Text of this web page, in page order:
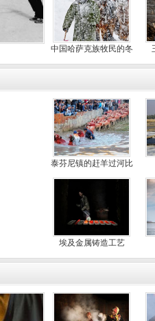
中国哈萨克族牧民的冬
泰芬尼镇的赶羊过河比
赛
埃及金属铸造工艺